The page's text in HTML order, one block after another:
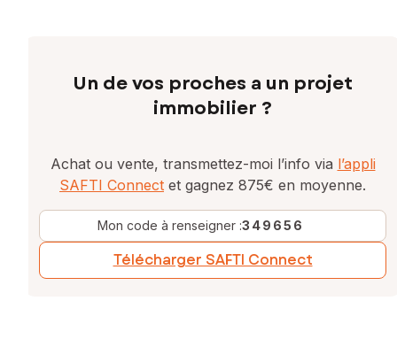
Un de vos proches a un projet
immobilier ?
Achat ou vente, transmettez-moi l’info via l’appli
SAFTI Connect et gagnez 875€ en moyenne.
Mon code à renseigner :349656
Télécharger SAFTI Connect